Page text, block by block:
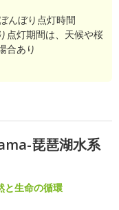
んぼり点灯時間
灯期間は、天候や桜
合あり
琵琶湖水系
と生命の循環